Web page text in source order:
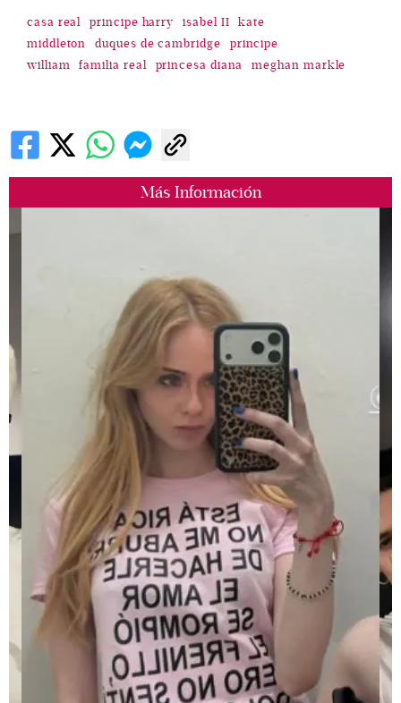
Más Información
casa real principe harry isabel II
kate
middleton
duques de cambridge
principe
william
familia real princesa diana meghan markle